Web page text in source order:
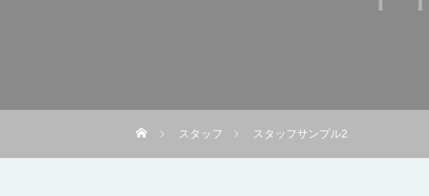
スタッフ スタッフサンプル2